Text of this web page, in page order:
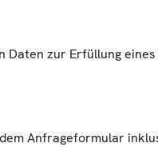
zur Erfüllung
Anfrageformular